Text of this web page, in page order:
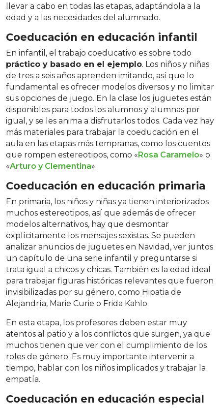
llevar a cabo en todas las etapas, adaptándola a la
edad y a las necesidades del alumnado.
Coeducación en educación infantil
En infantil, el trabajo coeducativo es sobre todo
práctico y basado en el ejemplo. Los niños y niñas
de tres a seis años aprenden imitando, así que lo
fundamental es ofrecer modelos diversos y no limitar
sus opciones de juego. En la clase los juguetes están
disponibles para todos los alumnos y alumnas por
igual, y se les anima a disfrutarlos todos. Cada vez hay
más materiales para trabajar la coeducación en el
aula en las etapas más tempranas, como los cuentos
que rompen estereotipos, como «Rosa Caramelo» o
«Arturo y Clementina».
Coeducación en educación primaria
En primaria, los niños y niñas ya tienen interiorizados
muchos estereotipos, así que además de ofrecer
modelos alternativos, hay que desmontar
explícitamente los mensajes sexistas. Se pueden
analizar anuncios de juguetes en Navidad, ver juntos
un capítulo de una serie infantil y preguntarse si
trata igual a chicos y chicas. También es la edad ideal
para trabajar figuras históricas relevantes que fueron
invisibilizadas por su género, como Hipatia de
Alejandría, Marie Curie o Frida Kahlo.
En esta etapa, los profesores deben estar muy
atentos al patio y a los conflictos que surgen, ya que
muchos tienen que ver con el cumplimiento de los
roles de género. Es muy importante intervenir a
tiempo, hablar con los niños implicados y trabajar la
empatía.
Coeducación en educación especial